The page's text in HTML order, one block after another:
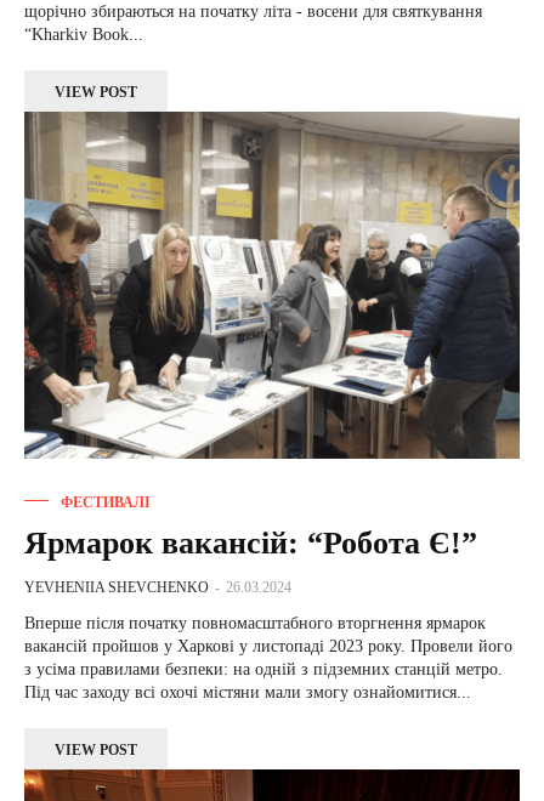
щорічно збираються на початку літа - восени для святкування
“Kharkiv Book...
VIEW POST
ФЕСТИВАЛІ
Ярмарок вакансій: “Робота Є!”
YEVHENIIA SHEVCHENKO - 26.03.2024
Вперше після початку повномасштабного вторгнення ярмарок
вакансій пройшов у Харкові у листопаді 2023 року. Провели його
з усіма правилами безпеки: на одній з підземних станцій метро.
Під час заходу всі охочі містяни мали змогу ознайомитися...
VIEW POST